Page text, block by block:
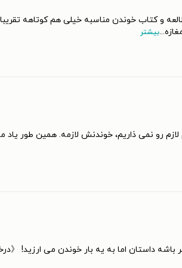
...بیشتر
رو نمی ذاریم، خوندنش لازمه. همین طور یاد
داستان اما به یه بار خوندن می ارزید! 《